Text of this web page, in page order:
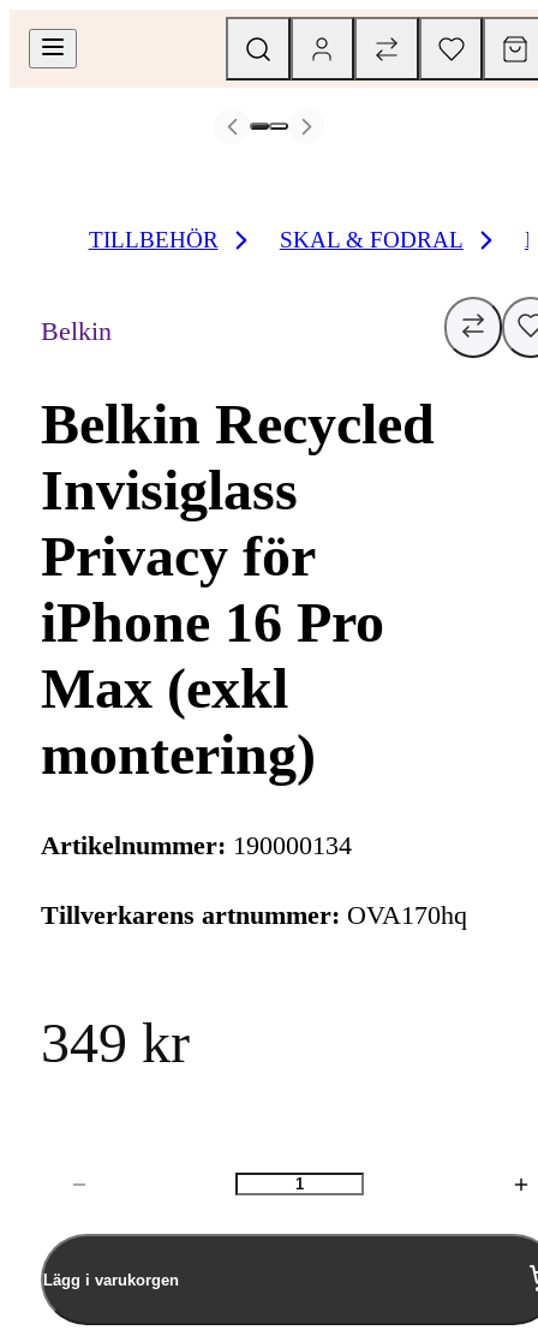
TILLBEHÖR SKAL & FODRAL
Belkin
Belkin Recycled
Invisiglass
Privacy för
iPhone 16 Pro
Max (exkl
montering)
Artikelnummer: 190000134
Tillverkarens artnummer: OVA170hq
349 kr
Antal
Lägg i varukorgen